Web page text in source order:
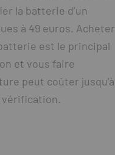
la batterie d’un
à 49 euros. Acheter
est le principal
et vous faire
peut coûter jusqu’à
vérification.